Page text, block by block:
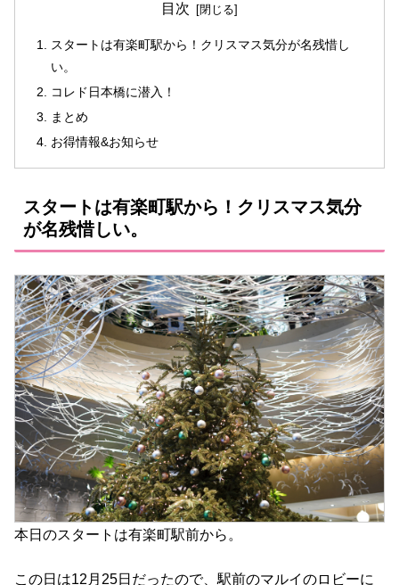
目次
スタートは有楽町駅から！クリスマス気分が名残惜し
い。
コレド日本橋に潜入！
まとめ
お得情報&お知らせ
スタートは有楽町駅から！クリスマス気分
が名残惜しい。
本日のスタートは有楽町駅前から。
この日は12月25日だったので、駅前のマルイのロビーに